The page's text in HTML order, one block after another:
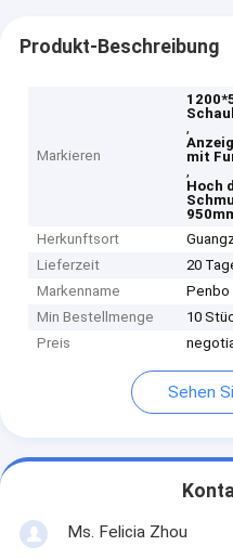
Produkt-Beschreibung
Markieren
,
mit
,
Hoch
Herkunftsort
Lieferzeit
20
Markenname
Penbo
Min Bestellmenge
10
Preis
Sehen
Ms. Felicia Zhou